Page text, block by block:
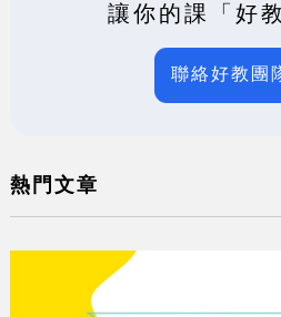
讓你的課「好
聯絡好教團
熱門文章